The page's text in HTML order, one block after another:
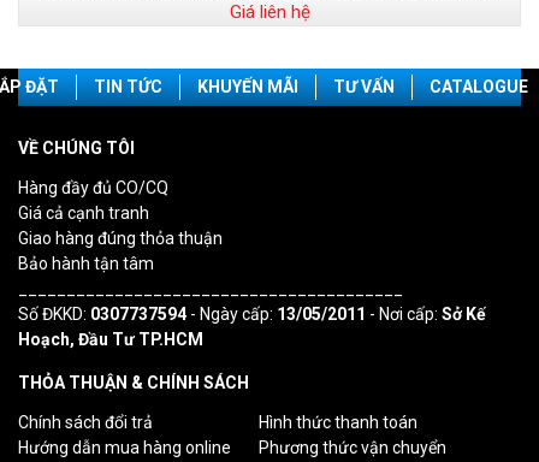
Giá liên hệ
ĐẶT TIN TỨC KHUYẾN MÃI TƯ VẤN CATALOGUE
VỀ CHÚNG TÔI
Hàng đầy đủ CO/CQ
Giá cả cạnh tranh
Giao hàng đúng thỏa thuận
Bảo hành tận tâm
Số ĐKKD: 0307737594- Ngày cấp: 13/05/2011 - Nơi cấp: Sở Kế
Hoạch, Đầu Tư TP.HCM
THỎA THUẬN & CHÍNH SÁCH
Chính sách đổi trả
Hình thức thanh toán
Hướng dẫn mua hàng online
Phương thức vận chuyển